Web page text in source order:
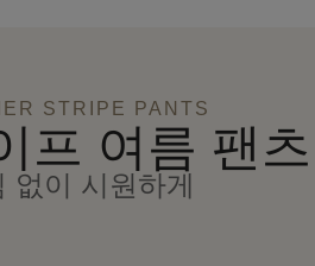
STRIPE PANTS
프 여름 팬츠
없이 시원하게